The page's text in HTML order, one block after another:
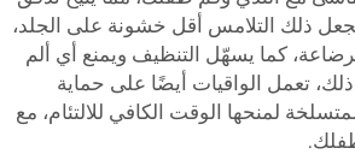
ذلك التلامس أقل خشونة على الجلد،
كما يسهّل التنظيف ويمنع أي ألم
ذلك، تعمل الواقيات أيضًا على حماية
لمنحها الوقت الكافي للالتئام، مع